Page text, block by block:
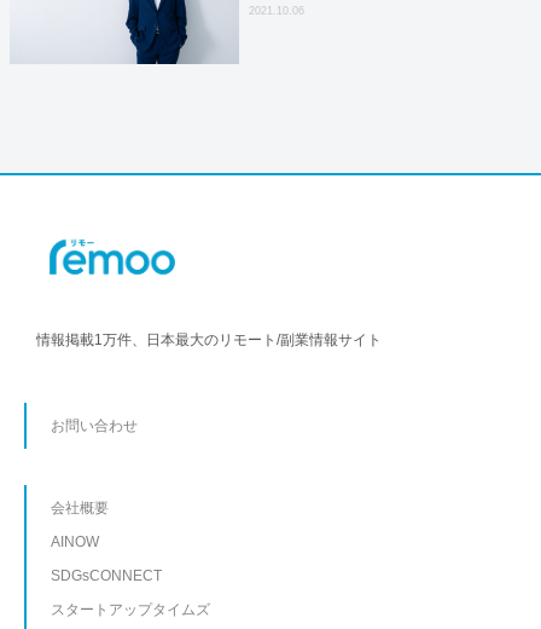
2021.10.06
情報掲載1万件、日本最大のリモート/副業情報サイト
お問い合わせ
会社概要
AINOW
SDGsCONNECT
スタートアップタイムズ